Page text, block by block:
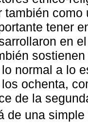
también como
tener
en
normal a lo
ochenta,
de la
de una